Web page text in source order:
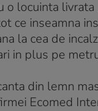
o locuinta livrata
ce inseamna
la cea de
in plus pe
din lemn
Ecomed